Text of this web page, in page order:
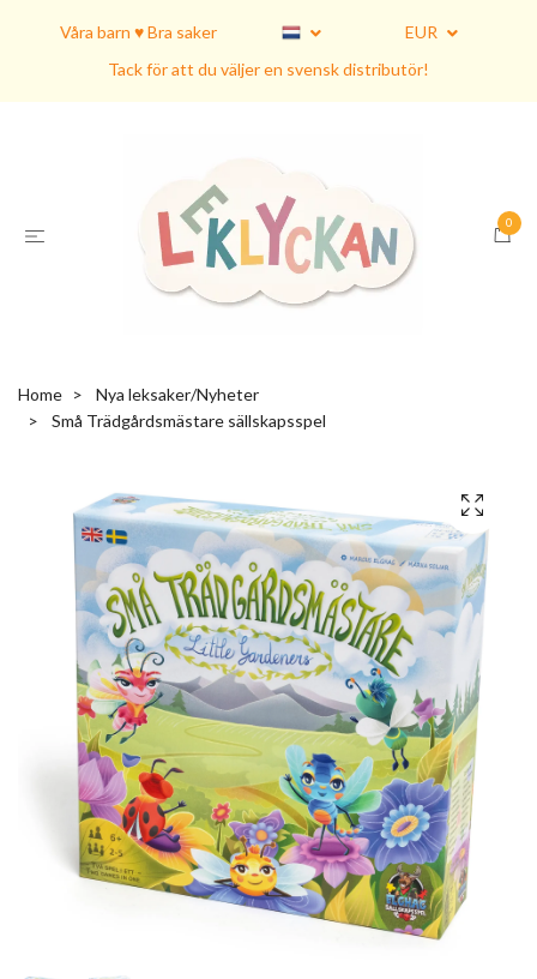
Våra barn ♥ Bra saker
EUR
Tack för att du väljer en svensk distributör!
0
Home
Nya leksaker/Nyheter
Små Trädgårdsmästare sällskapsspel